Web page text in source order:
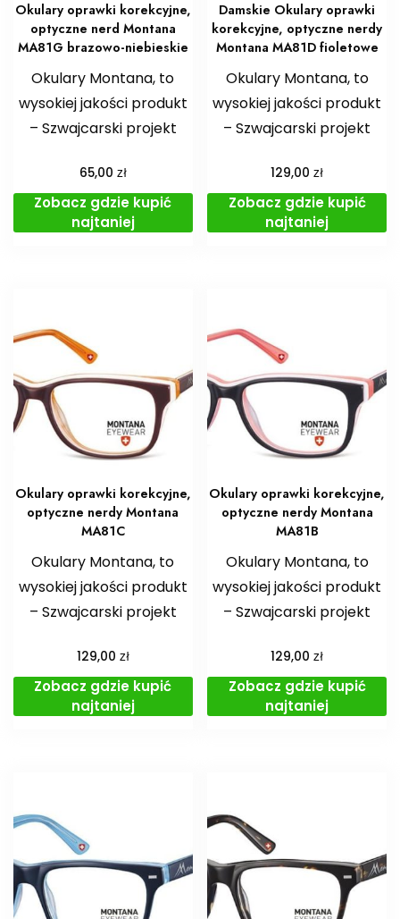
Okulary oprawki korekcyjne,
optyczne nerd Montana
MA81G brazowo-niebieskie
Okulary Montana, to
wysokiej jakości produkt
– Szwajcarski projekt
65,00 zł
Zobacz gdzie kupić
najtaniej
Damskie Okulary oprawki
korekcyjne, optyczne nerdy
Montana MA81D fioletowe
Okulary Montana, to
wysokiej jakości produkt
– Szwajcarski projekt
129,00zł
Zobacz gdzie kupić
najtaniej
Okulary oprawki korekcyjne,
optyczne nerdy Montana
MA81C
Okulary Montana, to
wysokiej jakości produkt
– Szwajcarski projekt
129,00 zł
Zobacz gdzie kupić
najtaniej
Okulary oprawki korekcyjne,
optyczne nerdy Montana
MA81B
Okulary Montana, to
wysokiej jakości produkt
– Szwajcarski projekt
129,00zł
Zobacz gdzie kupić
najtaniej